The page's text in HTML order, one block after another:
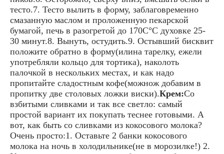
тесто.7. Тесто вылить в форму, заблаговременно
смазанную маслом и проложенную пекарской
бумагой, печь в разогретой до 170С°C духовке 25-
30 минут.8. Вынуть, остудить.9. Остывший бисквит
положите обратно в форму(илина тарелку, ежели
употребляли кольцо для тортика), наколоть
палочкой в нескольких местах, и как надо
пропитайте сладостным кофе(можнож добавим в
пропитку две столовых ложки виски).Крем:Со
взбитыми сливками и так все светло: самый
простой вариант их покупать теснее готовыми. А
вот, как быть со сливками из кокосового молока?
Очень просто:1. Оставьте 2 банки кокосового
молока на ночь в холодильнике(не в морозилке!) 2.